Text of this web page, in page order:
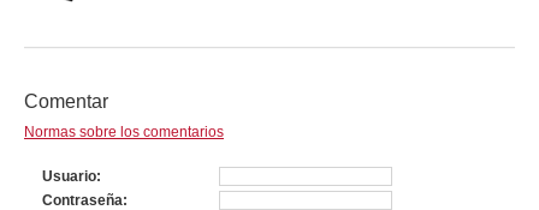
Comentar
Normas sobre los comentarios
Usuario
Contraseña